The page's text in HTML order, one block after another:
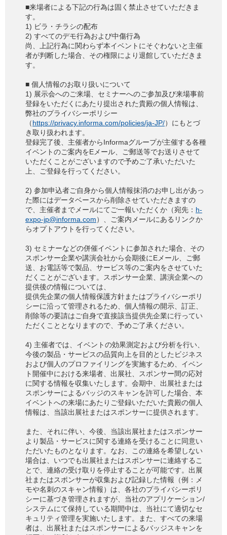
■来場者による下記の行為は固く禁止させていただきま
す。
1) ビラ・チラシの配布
2) すべてのデモ行為および中傷行為
尚、上記行為に関わらず本イベントにそぐわないと主催
者が判断した場合、その権限により退館していただきま
す。
■ 個人情報のお取り扱いについて
1) 展示会へのご来場、セミナーへのご参加及び来場事前
登録をいただくにあたり提出された貴殿の個人情報は、
弊社のプライバシーポリシー
（https://privacy.informa.com/policies/ja-JP/）にもとづ
き取り扱われます。
登録完了後、主催者からInformaグループが主催する各種
イベントのご案内をEメール、ご郵送等でお送りさせて
いただくことがございますので予めご了承いただいた
上、ご登録を行ってください。
2) 参加申込者ご自身から個人情報抹消のお申し出があっ
た際にはデータベースから削除させていただきますの
で、主催者までメールにてご一報いただくか（宛先： h-
expo-jp@informa.com）、ご案内メールにあるリンクか
らオプトアウトを行ってください。
3) セミナーなどの併催イベントに参加された場合、その
スポンサー企業や講演会社から会期後にEメール、ご郵
送、お電話等で製品、サービス等のご案内をさせていた
だくことがございます。スポンサー企業、講演企業への
提供後の情報については、
提供先企業の個人情報保護方針またはプライバシーポリ
シーに沿って管理されるため、個人情報の開示、訂正、
削除等の要請はご自身で直接該当提供先企業に行ってい
ただくこととなりますので、予めご了承ください。
4) 主催者では、イベントの効果測定および分析を行い、
今後の製品・サービスの品質向上を目的としたビジネス
および個人のプロファイリングを実施するため、イベン
ト開催中における来場者、出展社、スポンサー間の応対
に関する情報を収集いたします。会期中、出展社または
スポンサーによるバッジのスキャンを許可した場合、本
イベントへの来場にあたりご登録いただいた貴殿の個人
情報は、当該出展社またはスポンサーに提供されます。
また、それに伴い、今後、当該出展社またはスポンサー
より製品・サービスに関する連絡を受けることに同意い
ただいたものとなります。なお、この連絡を希望しない
場合は、いつでも出展社またはスポンサーに連絡するこ
とで、連絡の受け取りを停止することが可能です。出展
社またはスポンサーが収集および記録した情報（例：メ
モや名刺のスキャン情報）は、各社のプライバシーポリ
シーに基づき管理されますが、当社のアプリケーション/
システムにて保持している期間中は、当社にて適切なセ
キュリティ管理を実施いたします。また、すべての来場
者は、出展社またはスポンサーによるバッジスキャンを